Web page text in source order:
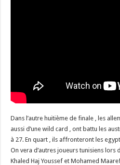
Dans l’autre huitième de finale , les
aussi d’une wild card , ont battu les
à 27. En quart , ils affronteront les
On vera d’autres joueurs tunisiens lors
Khaled Haj Youssef et Mohamed